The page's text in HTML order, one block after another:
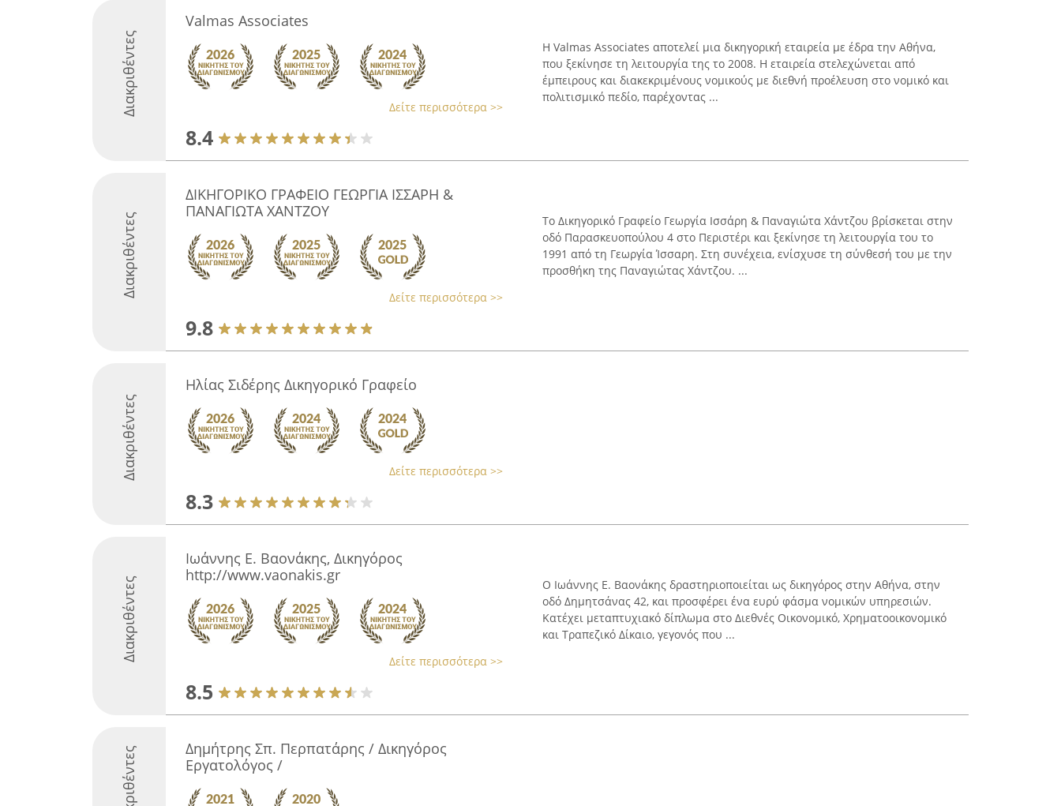
Διακριθέντες
Valmas Associates
Δείτε περισσότερα >>
8.4
Η Valmas Associates αποτελεί μια δικηγορική εταιρεία με έδρα την Αθήνα,
που ξεκίνησε τη λειτουργία της το 2008. Η εταιρεία στελεχώνεται από
έμπειρους και διακεκριμένους νομικούς με διεθνή προέλευση στο νομικό και
πολιτισμικό πεδίο, παρέχοντας ...
Διακριθέντες
ΔΙΚΗΓΟΡΙΚΟ ΓΡΑΦΕΙΟ ΓΕΩΡΓΙΑ ΙΣΣΑΡΗ &
ΠΑΝΑΓΙΩΤΑ ΧΑΝΤΖΟΥ
Δείτε περισσότερα >>
9.8
Το Δικηγορικό Γραφείο Γεωργία Ισσάρη & Παναγιώτα Χάντζου βρίσκεται στην
οδό Παρασκευοπούλου 4 στο Περιστέρι και ξεκίνησε τη λειτουργία του το
1991 από τη Γεωργία Ίσσαρη. Στη συνέχεια, ενίσχυσε τη σύνθεσή του με την
προσθήκη της Παναγιώτας Χάντζου. ...
Διακριθέντες
Ηλίας Σιδέρης Δικηγορικό Γραφείο
Δείτε περισσότερα >>
8.3
Διακριθέντες
Ιωάννης Ε. Βαονάκης, Δικηγόρος
http://www.vaonakis.gr
Δείτε περισσότερα >>
8.5
Ο Ιωάννης Ε. Βαονάκης δραστηριοποιείται ως δικηγόρος στην Αθήνα, στην
οδό Δημητσάνας 42, και προσφέρει ένα ευρύ φάσμα νομικών υπηρεσιών.
Κατέχει μεταπτυχιακό δίπλωμα στο Διεθνές Οικονομικό, Χρηματοοικονομικό
και Τραπεζικό Δίκαιο, γεγονός που ...
Δημήτρης Σπ. Περπατάρης / Δικηγόρος
Εργατολόγος /